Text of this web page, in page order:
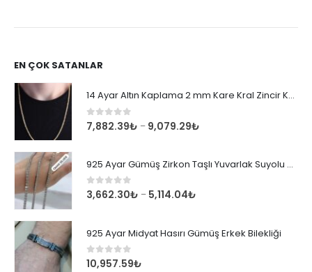
EN ÇOK SATANLAR
14 Ayar Altın Kaplama 2 mm Kare Kral Zincir Kolye
0 out of 5
7,882.39₺ – 9,079.29₺
925 Ayar Gümüş Zirkon Taşlı Yuvarlak Suyolu Bileklik
0 out of 5
3,662.30₺ – 5,114.04₺
925 Ayar Midyat Hasırı Gümüş Erkek Bilekliği
0out of 5
10,957.59₺